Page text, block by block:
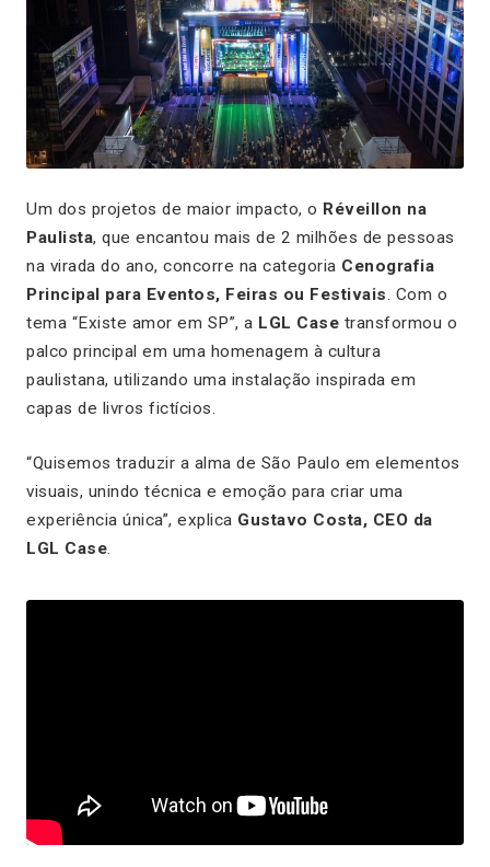
Um dos projetos de maior impacto, o Réveillon na
Paulista, que encantou mais de 2 milhões de pessoas
na virada do ano, concorre na categoria Cenografia
Principal para Eventos, Feiras ou Festivais. Com o
tema “Existe amor em SP”, a LGL Case transformou o
palco principal em uma homenagem à cultura
paulistana, utilizando uma instalação inspirada em
capas de livros fictícios.
“Quisemos traduzir a alma de São Paulo em elementos
visuais, unindo técnica e emoção para criar uma
experiência única”, explica Gustavo Costa, CEO da
LGL Case.